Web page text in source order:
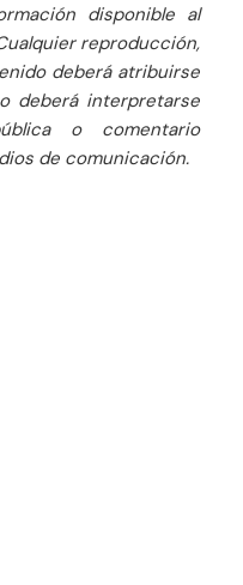
disponible al
reproducción,
deberá atribuirse
deberá interpretarse
o comentario
de comunicación.